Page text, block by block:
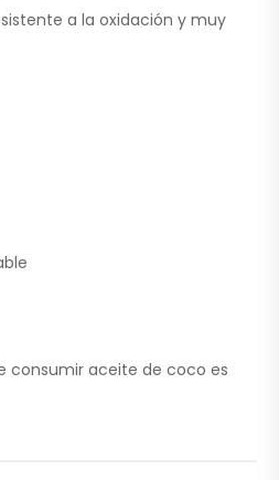
a la oxidación y muy
consumir aceite de coco es